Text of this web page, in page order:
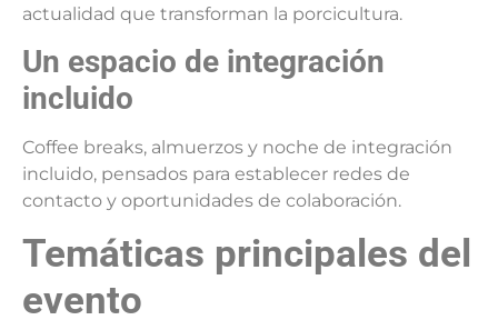
actualidad que transforman la porcicultura.
Un espacio de integración
incluido
Coffee breaks, almuerzos y noche de integración
incluido, pensados para establecer redes de
contacto y oportunidades de colaboración.
Temáticas principales del
evento